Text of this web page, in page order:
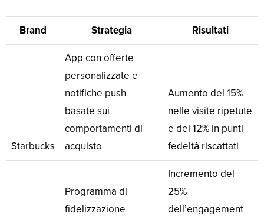
Brand Strategia Risultati
Starbucks
App con offerte
personalizzate e
notifiche push
basate sui
comportamenti di
acquisto
Aumento del 15%
nelle visite ripetute
e del 12% in punti
fedeltà riscattati
Programma di
fidelizzazione
Incremento del
25%
dell’engagement